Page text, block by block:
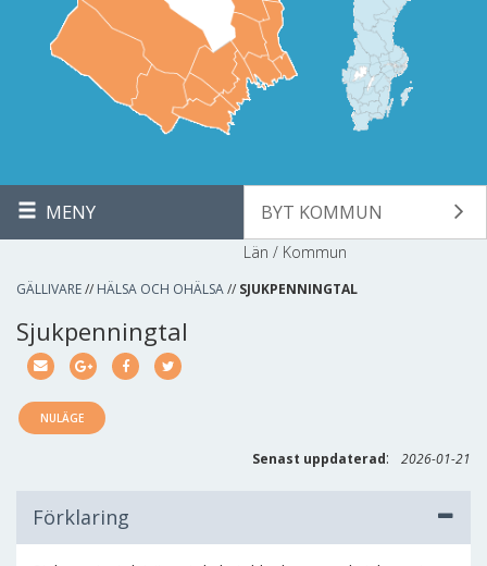
MENY BYT KOMMUN
Län / Kommun
GÄLLIVARE// HÄLSA OCH OHÄLSA// SJUKPENNINGTAL
Sjukpenningtal
NULÄGE
Senast uppdaterad: 2026-01-21
Förklaring